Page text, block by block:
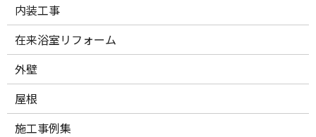
内装工事
在来浴室リフォーム
外壁
屋根
施工事例集